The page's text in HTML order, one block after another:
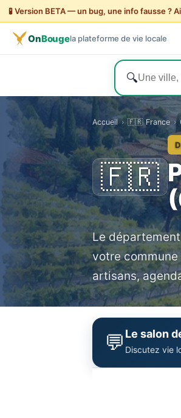
🧪 Version BETA — un bug, une info fausse ?
OnBougela plateforme de vie locale
🔍
Accueil › 🇫🇷 France ›
🇫🇷
Le
votre
artisans,
💬 Le salon
Discutez vie